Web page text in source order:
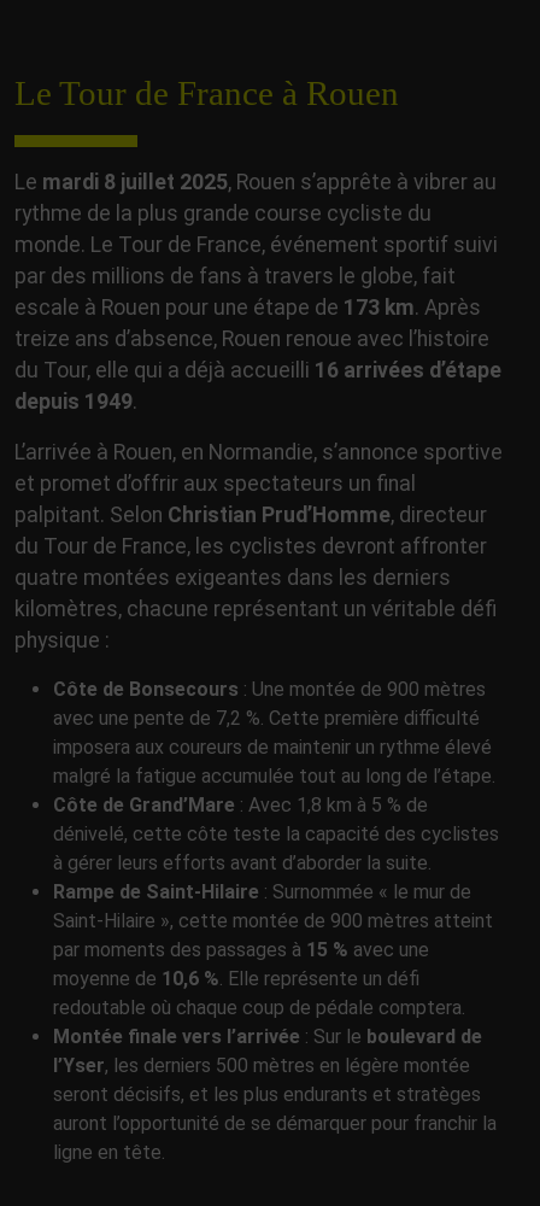
Le Tour de France à Rouen
Le mardi 8 juillet 2025, Rouen s’apprête à vibrer au
rythme de la plus grande course cycliste du
monde. Le Tour de France, événement sportif suivi
par des millions de fans à travers le globe, fait
escale à Rouen pour une étape de 173 km. Après
treize ans d’absence, Rouen renoue avec l’histoire
du Tour, elle qui a déjà accueilli 16 arrivées d’étape
depuis 1949.
L’arrivée à Rouen, en Normandie, s’annonce sportive
et promet d’offrir aux spectateurs un final
palpitant. Selon Christian Prud’Homme, directeur
du Tour de France, les cyclistes devront affronter
quatre montées exigeantes dans les derniers
kilomètres, chacune représentant un véritable défi
physique :
Côte de Bonsecours : Une montée de 900 mètres
avec une pente de 7,2 %. Cette première difficulté
imposera aux coureurs de maintenir un rythme élevé
malgré la fatigue accumulée tout au long de l’étape.
Côte de Grand’Mare : Avec 1,8 km à 5 % de
dénivelé, cette côte teste la capacité des cyclistes
à gérer leurs efforts avant d’aborder la suite.
Rampe de Saint-Hilaire : Surnommée « le mur de
Saint-Hilaire », cette montée de 900 mètres atteint
par moments des passages à 15 % avec une
moyenne de 10,6 %. Elle représente un défi
redoutable où chaque coup de pédale comptera.
Montée finale vers l’arrivée : Sur le boulevard de
l’Yser, les derniers 500 mètres en légère montée
seront décisifs, et les plus endurants et stratèges
auront l’opportunité de se démarquer pour franchir la
ligne en tête.